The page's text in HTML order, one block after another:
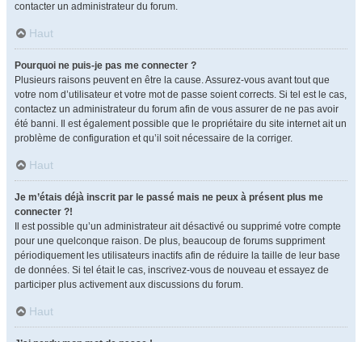
contacter un administrateur du forum.
Haut
Pourquoi ne puis-je pas me connecter ?
Plusieurs raisons peuvent en être la cause. Assurez-vous avant tout que
votre nom d’utilisateur et votre mot de passe soient corrects. Si tel est le cas,
contactez un administrateur du forum afin de vous assurer de ne pas avoir
été banni. Il est également possible que le propriétaire du site internet ait un
problème de configuration et qu’il soit nécessaire de la corriger.
Haut
Je m’étais déjà inscrit par le passé mais ne peux à présent plus me
connecter ?!
Il est possible qu’un administrateur ait désactivé ou supprimé votre compte
pour une quelconque raison. De plus, beaucoup de forums suppriment
périodiquement les utilisateurs inactifs afin de réduire la taille de leur base
de données. Si tel était le cas, inscrivez-vous de nouveau et essayez de
participer plus activement aux discussions du forum.
Haut